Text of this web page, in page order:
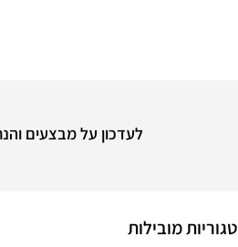
לעדכון על מבצעים
מובילות